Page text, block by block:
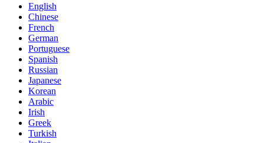
English
Chinese
French
German
Portuguese
Spanish
Russian
Japanese
Korean
Arabic
Irish
Greek
Turkish